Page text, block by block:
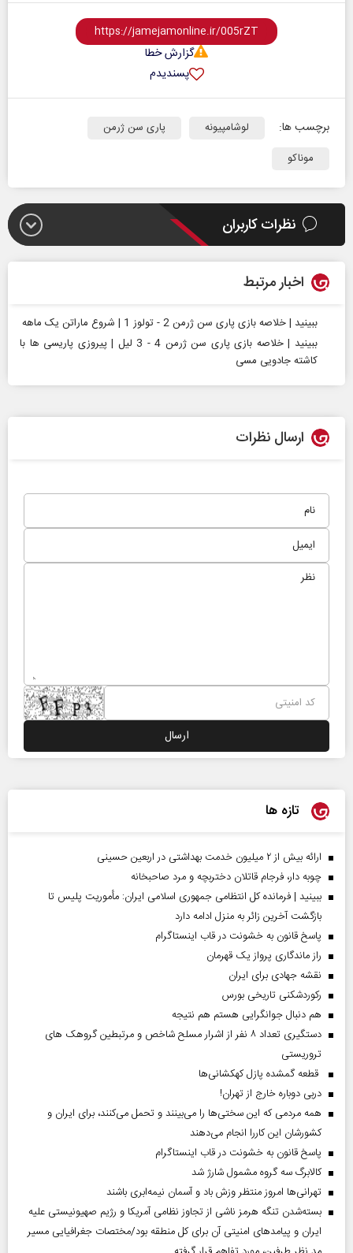
گزارش خطا
پسندیدم
برچسب ها: لوشامپیونه
پاری سن ژرمن
موناکو
نظرات کاربران
اخبار مرتبط
ببینید | خلاصه بازی پاری سن ژرمن 2 - تولوز 1 | شروع ماراتن یک ماهه
ببینید | خلاصه بازی پاری سن ژرمن 4 - 3 لیل | پیروزی پاریسی ها با
کاشته جادویی مسی
ارسال نظرات
تازه ها
ارائه بیش از ۲ میلیون خدمت بهداشتی در اربعین حسینی
چوبه دار، فرجام قاتلان دختربچه و مرد صاحبخانه
ببینید | فرمانده کل انتظامی جمهوری اسلامی ایران­: مأموریت پلیس تا
بازگشت آخرین زائر به منزل ادامه دارد
پاسخ قانون به خشونت در قاب اینستاگرام
راز ماندگاری پرواز یک قهرمان
نقشه جهادی برای ایران
رکوردشکنی تاریخی بورس
هم دنبال جوانگرایی هستم هم نتیجه
دستگیری تعداد ۸ نفر از اشرار مسلح شاخص و مرتبطین گروهک های
تروریستی
قطعه گمشده پازل کهکشانی‌ها
دربی دوباره خارج از تهران!
همه مردمی که این سختی‌ها را می‌بینند و تحمل می‌کنند، برای ایران و
کشورشان این کاررا انجام می‌دهند
پاسخ قانون به خشونت در قاب اینستاگرام
کالابرگ سه گروه مشمول شارژ شد
تهرانی‌ها امروز منتظر وزش باد و آسمان نیمه‌ابری باشند
بسته‌شدن تنگه هرمز ناشی از تجاوز نظامی آمریکا و رژیم صهیونیستی علیه
ایران و پیامد‌های امنیتی آن برای کل منطقه بود/مختصات جغرافیایی مسیر